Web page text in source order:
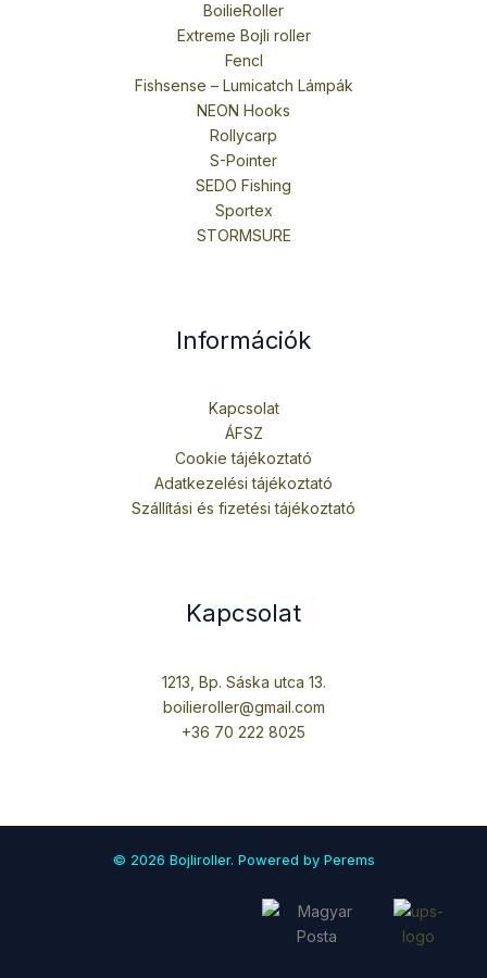
BoilieRoller
Extreme Bojli roller
Fencl
Fishsense – Lumicatch Lámpák
NEON Hooks
Rollycarp
S-Pointer
SEDO Fishing
Sportex
STORMSURE
Információk
Kapcsolat
ÁFSZ
Cookie tájékoztató
Adatkezelési tájékoztató
Szállítási és fizetési tájékoztató
Kapcsolat
1213, Bp. Sáska utca 13.
boilieroller@gmail.com
+36 70 222 8025
© 2026 Bojliroller. Powered by Perems